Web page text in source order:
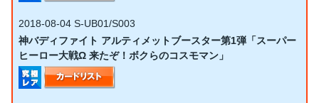
2018-08-04 S-UB01/S003
神バディファイト アルティメットブースター第1弾「スーパー
ヒーロー大戦Ω 来たぞ！ボクらのコスモマン」